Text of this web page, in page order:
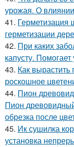
урожая. О
41.
герметизации
42. При каких
капусту.
43. Как вырастить
роскошное
44. Пион
Пион
обрезка после
45. Ик сушилка
установка